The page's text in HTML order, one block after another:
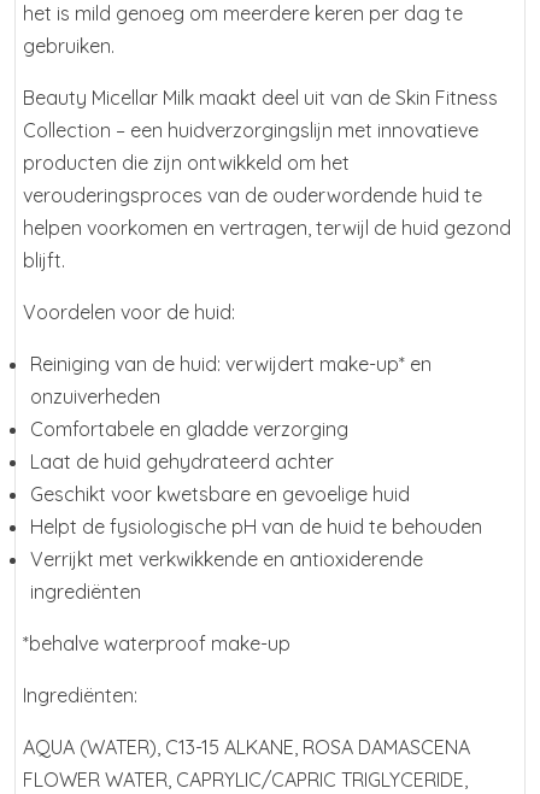
het is mild genoeg om meerdere keren per dag te
gebruiken.
Beauty Micellar Milk maakt deel uit van de Skin Fitness
Collection – een huidverzorgingslijn met innovatieve
producten die zijn ontwikkeld om het
verouderingsproces van de ouderwordende huid te
helpen voorkomen en vertragen, terwijl de huid gezond
blijft.
Voordelen voor de huid:
Reiniging van de huid: verwijdert make-up* en
onzuiverheden
Comfortabele en gladde verzorging
Laat de huid gehydrateerd achter
Geschikt voor kwetsbare en gevoelige huid
Helpt de fysiologische pH van de huid te behouden
Verrijkt met verkwikkende en antioxiderende
ingrediënten
*behalve waterproof make-up
Ingrediënten:
AQUA (WATER), C13-15 ALKANE, ROSA DAMASCENA
FLOWER WATER, CAPRYLIC/CAPRIC TRIGLYCERIDE,